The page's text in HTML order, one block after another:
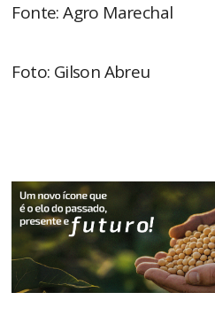
Fonte: Agro Marechal
Foto: Gilson Abreu